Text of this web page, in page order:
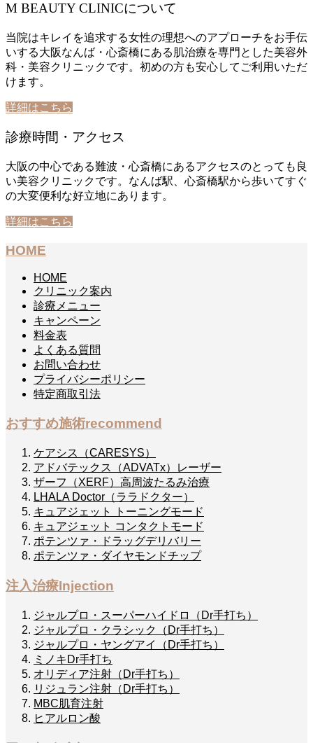
M BEAUTY CLINICについて
当院はキレイを追求する女性の理想へのアプローチをお手伝
いする大阪なんば・心斎橋にある肌治療を専門とした美容外
科・美容クリニックです。初めの方も安心してご利用いただ
けます。
詳細はこちら
診療時間・アクセス
大阪の中心である難波・心斎橋にあるアクセスのとっても良
い美容クリニックです。なんば駅、心斎橋駅から歩いてすぐ
の大変便利な好立地にあります。
詳細はこちら
HOME
HOME
クリニック案内
診療メニュー
キャンペーン
料金表
よくある質問
お問い合わせ
プライバシーポリシー
特定商取引法
おすすめ施術recommend
ケアシス（CARESYS）
アドバテックス（ADVATx）レーザー
ザーフ（XERF）高周波たるみ治療
LHALA Doctor（ララドクター）
キュアジェット トーニングモード
キュアジェット コンタクトモード
ポテンツァ・ドラッグデリバリー
ポテンツァ・ダイヤモンドチップ
注入治療Injection
ジャルプロ・スーパーハイドロ（Dr手打ち）
ジャルプロ・クラシック（Dr手打ち）
ジャルプロ・ヤングアイ（Dr手打ち）
ミノキDr手打ち
オリディア注射（Dr手打ち）
リジュラン注射（Dr手打ち）
MBC肌育注射
ヒアルロン酸